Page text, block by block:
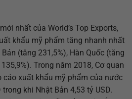
nhất của World’s Top Exports,
khẩu mỹ phẩm tăng nhanh nhất
(tăng 231,5%), Hàn Quốc (tăng
Trong năm 2018, Cơ quan
cáo xuất khẩu mỹ phẩm của nước
khi Nhật Bản 4,53 tỷ USD.